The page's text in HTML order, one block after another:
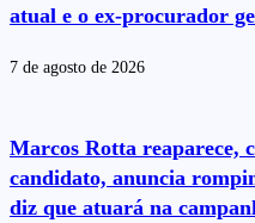
atual e o ex-procurador
7 de agosto de 2026
Marcos Rotta reaparece,
candidato, anuncia
diz que atuará na